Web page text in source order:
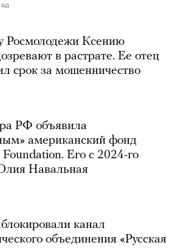
Росмолодежи Ксению
в растрате. Ее отец
срок за мошенничество
РФ объявила
американский фонд
Его с 2024-го
Навальная
канал
объединения «Русская